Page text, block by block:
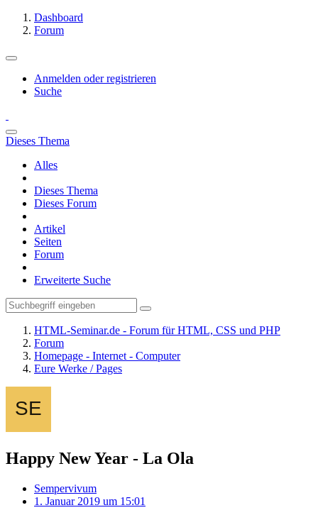
Dashboard
Forum
Anmelden oder registrieren
Suche
Dieses Thema
Alles
Dieses Thema
Dieses Forum
Artikel
Seiten
Forum
Erweiterte Suche
HTML-Seminar.de - Forum für HTML, CSS und PHP
Forum
Homepage - Internet - Computer
Eure Werke / Pages
Happy New Year - La Ola
Sempervivum
1. Januar 2019 um 15:01